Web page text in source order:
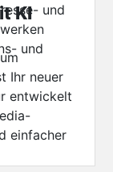
und
und
KI
Ihr neuer
entwickelt
einfacher